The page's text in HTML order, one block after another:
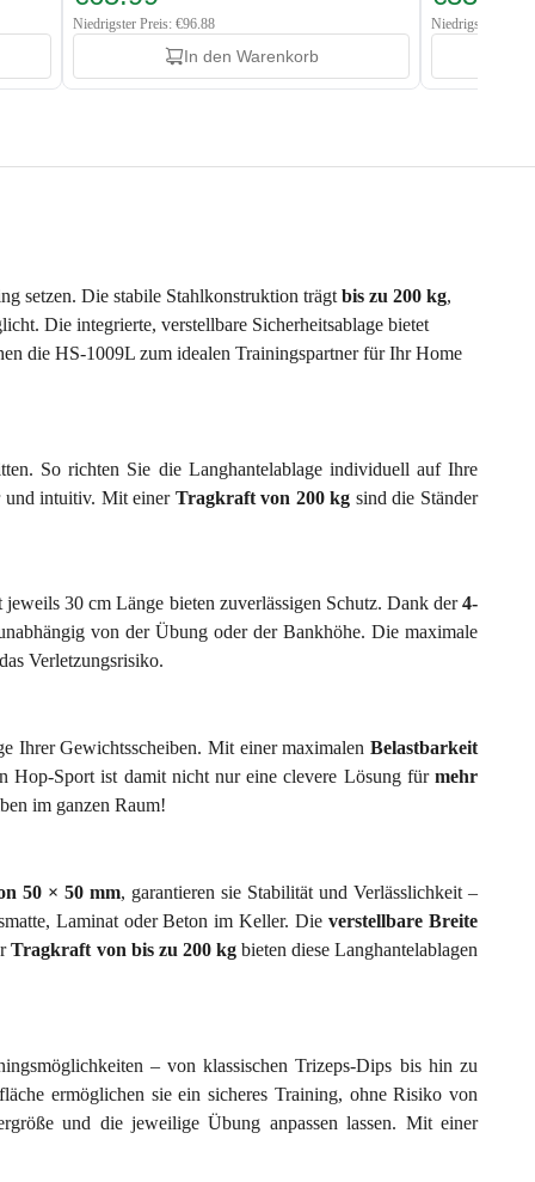
Niedrigster Preis: €96.88
In den Warenkorb
Niedrigster Preis:
setzen. Die stabile Stahlkonstruktion trägt bis zu 200 kg,
Die integrierte, verstellbare Sicherheitsablage bietet
die HS-1009L zum idealen Trainingspartner für Ihr Home
So richten Sie die Langhantelablage individuell auf Ihre
und intuitiv. Mit einer Tragkraft von 200 kg sind die Ständer
jeweils 30 cm Länge bieten zuverlässigen Schutz. Dank der4-
von der Übung oder der Bankhöhe. Die maximale
Verletzungsrisiko.
Ihrer Gewichtsscheiben. Mit einer maximalenBelastbarkeit
Hop-Sport ist damit nicht nur eine clevere Lösung fürmehr
im ganzen Raum!
50 × 50 mm, garantieren sie Stabilität und Verlässlichkeit –
Laminat oder Beton im Keller. Dieverstellbare Breite
Tragkraft von bis zu 200 kgbieten diese Langhantelablagen
– von klassischen Trizeps-Dips bis hin zu
ermöglichen sie ein sicheres Training, ohne Risiko von
und die jeweilige Übung anpassen lassen. Mit einer